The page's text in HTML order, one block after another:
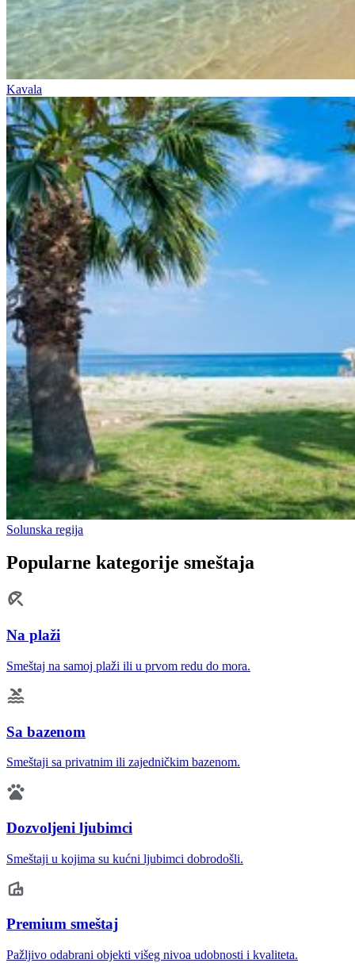
Kavala
Solunska regija
Popularne kategorije smeštaja
Na plaži
Smeštaj na samoj plaži ili u prvom redu do mora.
Sa bazenom
Smeštaji sa privatnim ili zajedničkim bazenom.
Dozvoljeni ljubimci
Smeštaji u kojima su kućni ljubimci dobrodošli.
Premium smeštaj
Pažljivo odabrani objekti višeg nivoa udobnosti i kvaliteta.